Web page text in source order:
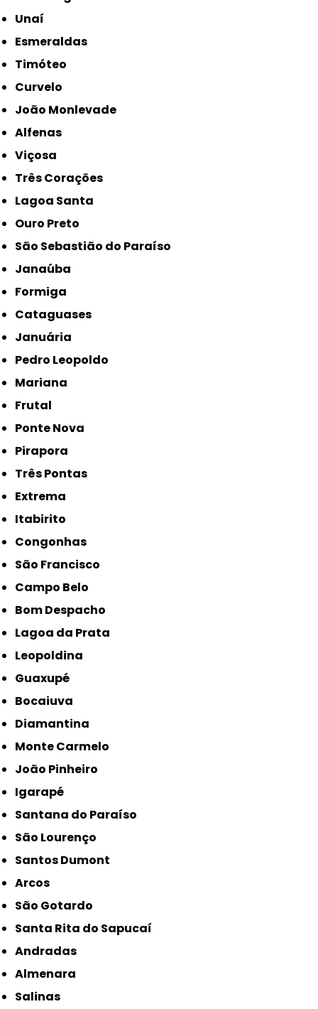
Unaí
Esmeraldas
Timóteo
Curvelo
João Monlevade
Alfenas
Viçosa
Três Corações
Lagoa Santa
Ouro Preto
São Sebastião do Paraíso
Janaúba
Formiga
Cataguases
Januária
Pedro Leopoldo
Mariana
Frutal
Ponte Nova
Pirapora
Três Pontas
Extrema
Itabirito
Congonhas
São Francisco
Campo Belo
Bom Despacho
Lagoa da Prata
Leopoldina
Guaxupé
Bocaiuva
Diamantina
Monte Carmelo
João Pinheiro
Igarapé
Santana do Paraíso
São Lourenço
Santos Dumont
Arcos
São Gotardo
Santa Rita do Sapucaí
Andradas
Almenara
Salinas